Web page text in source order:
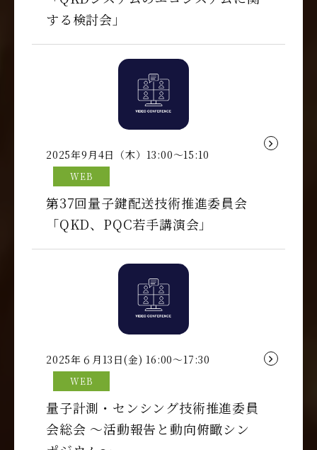
する検討会」
2025年9月4日（木）13:00～15:10
WEB
第37回量子鍵配送技術推進委員会
「QKD、PQC若手講演会」
2025年６月13日(金) 16:00～17:30
WEB
量子計測・センシング技術推進委員
会総会 ～活動報告と動向俯瞰シン